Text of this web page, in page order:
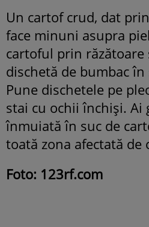
Un cartof crud, dat
face minuni asupra
cartoful prin răzătoare
dischetă de bumbac
Pune dischetele pe
stai cu ochii închiși. Ai
înmuiată în suc de
toată zona afectată de
Foto: 123rf.com